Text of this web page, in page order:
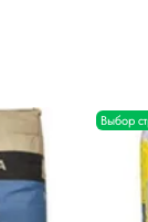
Выбор